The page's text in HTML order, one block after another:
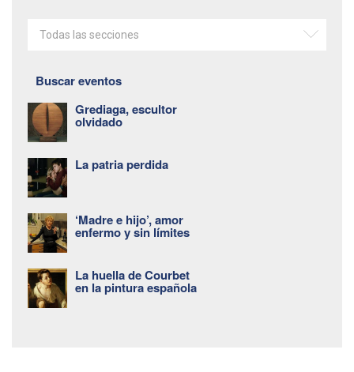
Todas las secciones
Buscar eventos
Grediaga, escultor
olvidado
La patria perdida
‘Madre e hijo’, amor
enfermo y sin límites
La huella de Courbet
en la pintura española